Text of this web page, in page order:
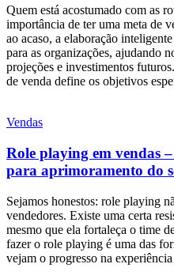
Quem está acostumado com as
importância de ter uma meta de
ao acaso, a elaboração
para as organizações, ajudando
projeções e investimentos
de venda define os objetivos
Vendas
Role playing em vendas
para aprimoramento do
Sejamos honestos: role playing
vendedores. Existe uma certa
mesmo que ela fortaleça o time
fazer o role playing é uma das
vejam o progresso na